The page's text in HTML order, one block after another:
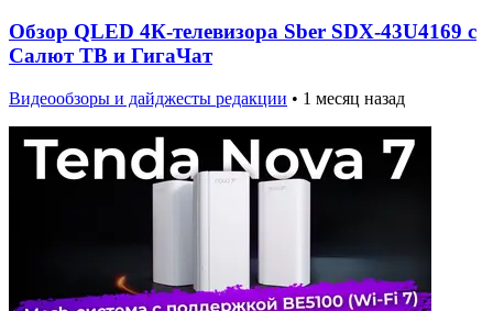
Обзор QLED 4К-телевизора Sber SDX-43U4169 с
Салют ТВ и ГигаЧат
Видеообзоры и дайджесты редакции • 1 месяц назад